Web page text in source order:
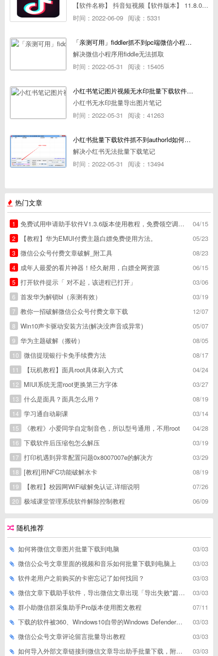
【软件名称】 抖音短视频【软件版本】 11.8.0【软件大小】 83.74M【是否Root】不需要【测试机型】PCML10 [oppo Reno Ace]【文字介绍】 抖音短视频app是一款很有意思娱
时间：2022-06-09 阅读：5331
「亲测可用」fiddler抓不到pc端微信小程序包解决方案
解决微信小程序用fiddle无法抓取
时间：2022-05-31
阅读：15405
小红书笔记图片视频无水印批量下载软件使用教程
小红书无水印批量导出图片笔记
时间：2022-05-31
阅读：41263
小红书批量下载软件抓不到authorId如何解决
解决小红书无法批量下载笔记
时间：2022-05-31
阅读：13494
热门文章
04/15
1
免费试用申请助手软件V1.3.6版本使用教程，免费领空调冰箱，附下载地址
05/23
2
【教程】华为EMUI付费主题白嫖免费使用方法。
08/23
3
微信公众号付费文章破解_附工具
06/15
4
成年人最爱的看片神器！经久耐用，白嫖全网资源
03/06
5
打开软件提示「 对不起，该进程已打开」
03/19
6
首发华为解锁bl（亲测有效）
12/07
7
教你一招破解微信公众号付费文章下载
05/07
8
Win10声卡驱动安装方法(解决没声音或异常)
08/05
9
华为主题破解（搬砖）
08/17
10
微信提现银行卡免手续费方法
04/24
11
【玩机教程】面具root具体刷入方式
03/27
12
MIUI系统无需root更换第三方字体
08/19
13
什么是面具？面具怎么用？
03/14
14
学习通自动刷课
04/28
15
《教程》小爱同学自定制音色，所以型号通用，不用root
03/19
16
下载软件后压缩包怎么解压
03/29
17
打印机遇到异常配置问题0x8007007e的解决方
08/19
18
[教程]用NFC功能破解水卡
07/26
19
【教程】校园网WiFi破解免认证,详细说明
06/09
20 极域课堂管理系统软件解除控制教程
随机推荐
03/03
如何将微信文章图片批量下载到电脑
03/03
微信公众号文章里面的视频和音乐如何批量下载到电脑上
03/03
软件老用户之前购买的卡密忘记了如何找回？
03/03
微信文章下载助手软件，导出微信文章出现「导出失败*篇」如何解决
07/11
群小助微信群采集助手Pro版本使用图文教程
03/03
下载的软件被360、Windows10自带的Windows Defender、腾讯管家等杀毒软件误删了怎么解决
03/03
微信公众号文章评论留言批量导出教程
03/03
如何导入外部文章链接到微信文章导出助手批量下载，附上3种方式